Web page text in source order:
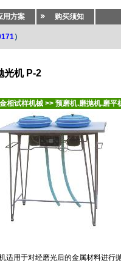
用方案 购买须知
）
光机 P-2
金相试样机械 >> 预磨机.磨抛机.磨平
适用于对经磨光后的金属材料进行